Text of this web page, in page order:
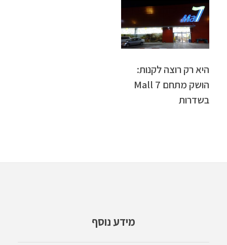
היא רק רוצה לקנות:
הושק מתחם Mall 7
בשדרות
מידע נוסף